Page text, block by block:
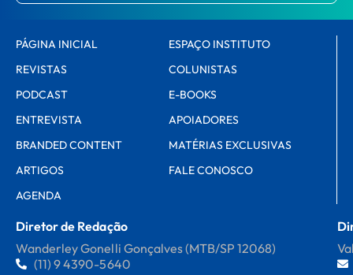
PÁGINA INICIAL
REVISTAS
PODCAST
ENTREVISTA
BRANDED CONTENT
ARTIGOS
AGENDA
ESPAÇO INSTITUTO
COLUNISTAS
E-BOOKS
APOIADORES
MATÉRIAS EXCLUSIVAS
FALE CONOSCO
Diretor de Redação
Wanderley Gonelli Gonçalves (MTB/SP 12068)
(11) 9 4390-5640